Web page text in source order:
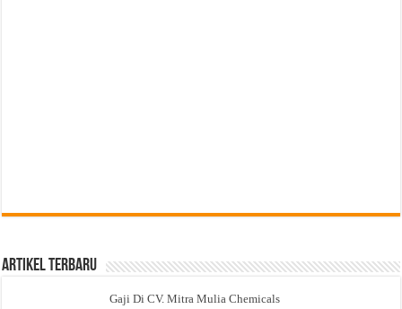
Artikel Terbaru
Gaji Di CV. Mitra Mulia Chemicals